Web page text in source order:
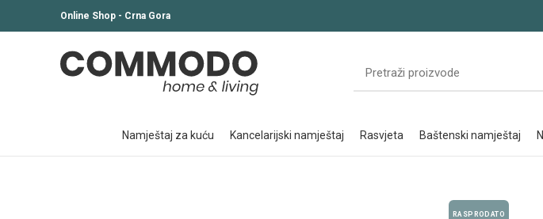
Online Shop - Crna Gora
namještaj za kuću kancelarijski namještaj rasvjeta baštenski namještaj
RASPRODATO